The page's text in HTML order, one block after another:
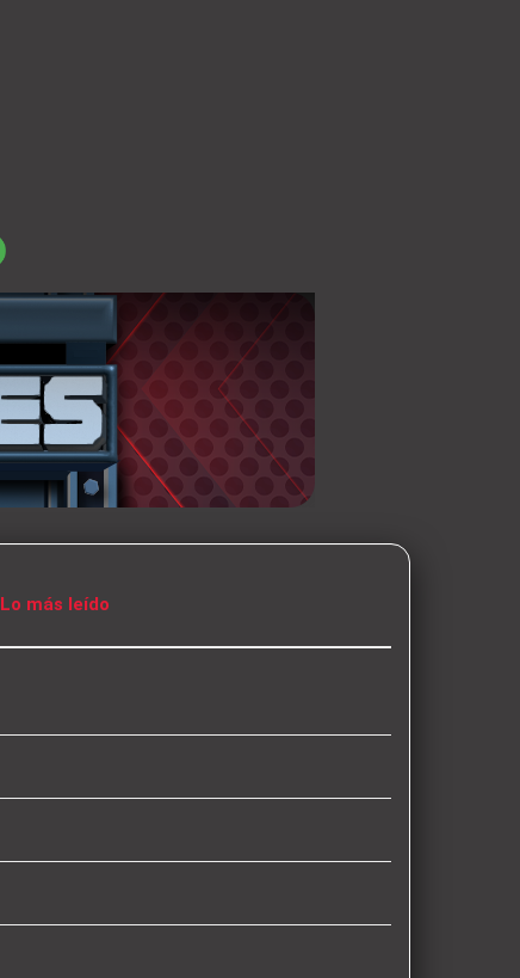
Lo más leído